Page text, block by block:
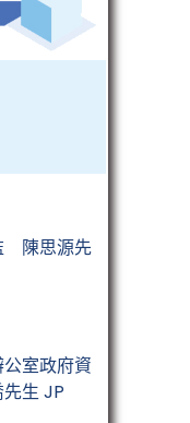
陳思源先
室政府資
生 JP